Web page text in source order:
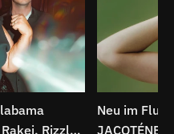
Rizzle
Neu im
JACOTÉNE,